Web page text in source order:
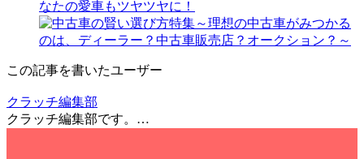
この記事を書いたユーザー
クラッチ編集部
クラッチ編集部です。…